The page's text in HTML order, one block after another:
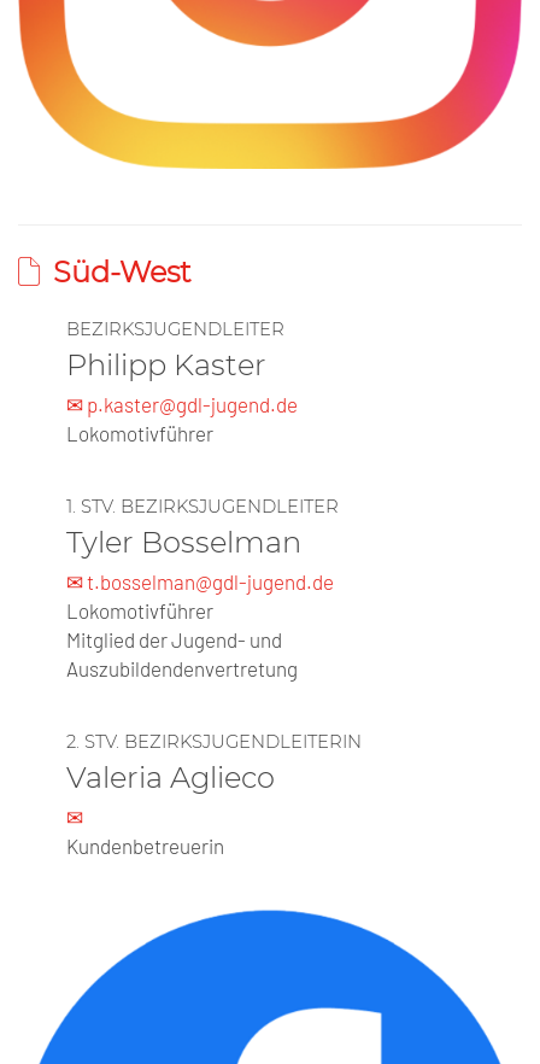
Süd-West
BEZIRKSJUGENDLEITER
Philipp Kaster
✉ p.kaster@gdl-jugend.de
Lokomotivführer
1. STV. BEZIRKSJUGENDLEITER
Tyler Bosselman
✉ t.bosselman@gdl-jugend.de
Lokomotivführer
Mitglied der Jugend- und
Auszubildendenvertretung
2. STV. BEZIRKSJUGENDLEITERIN
Valeria Aglieco
✉
Kundenbetreuerin